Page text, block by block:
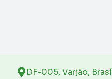
DF-005, Varjão,